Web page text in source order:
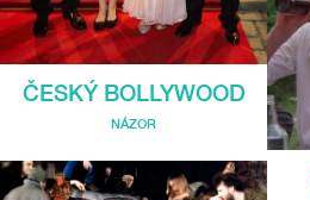
ČESKÝ BOLLYWOOD
NÁZOR